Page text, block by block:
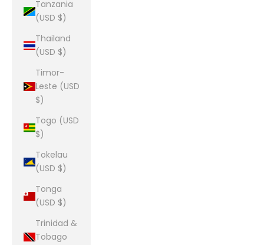
Tanzania
(USD $)
Thailand
(USD $)
Timor-
Leste (USD
$)
Togo (USD
$)
Tokelau
(USD $)
Tonga
(USD $)
Trinidad &
Tobago